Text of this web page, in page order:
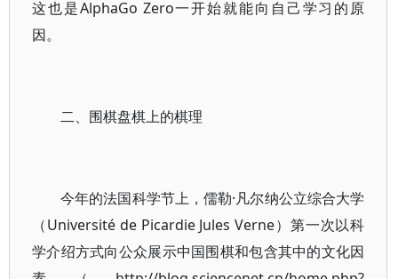
这也是AlphaGo Zero一开始就能向自己学习的原
因。
二、围棋盘棋上的棋理
今年的法国科学节上，儒勒·凡尔纳公立综合大学
（Université de Picardie Jules Verne）第一次以科
学介绍方式向公众展示中国围棋和包含其中的文化因